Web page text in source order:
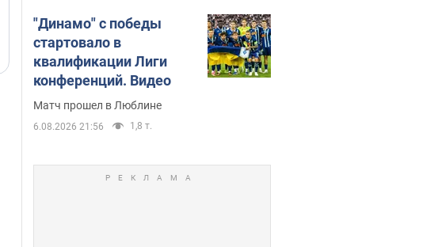
"Динамо" с победы
стартовало в
квалификации Лиги
конференций. Видео
Матч прошел в Люблине
6.08.2026 21:56 1,8 т.